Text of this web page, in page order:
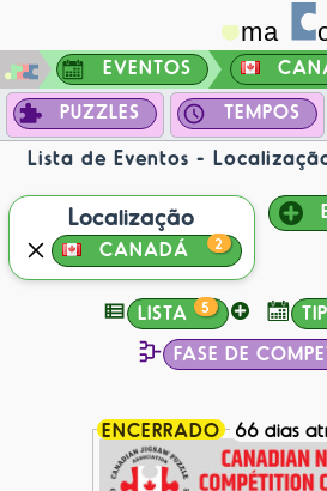
EVENTOS
PUZZLES
TEMPOS
Lista de Eventos -
Localização
CANADÁ 2
LISTA 5
FASE DE
ENCERRADO 66 dias